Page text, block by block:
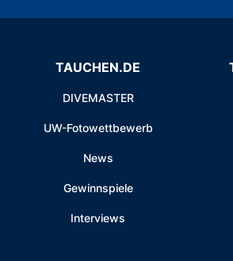
TAUCHEN.DE
DIVEMASTER
UW-Fotowettbewerb
News
Gewinnspiele
Interviews